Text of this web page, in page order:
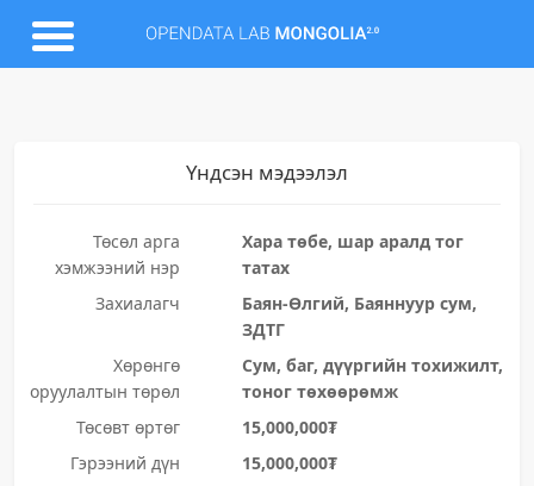
Үндсэн мэдээлэл
Төсөл арга
хэмжээний нэр
Хара төбе, шар аралд тог
татах
Захиалагч
Баян-Өлгий, Баяннуур сум,
ЗДТГ
Хөрөнгө
оруулалтын төрөл
Сум, баг, дүүргийн тохижилт,
тоног төхөөрөмж
Төсөвт өртөг
15,000,000₮
Гэрээний дүн
15,000,000₮